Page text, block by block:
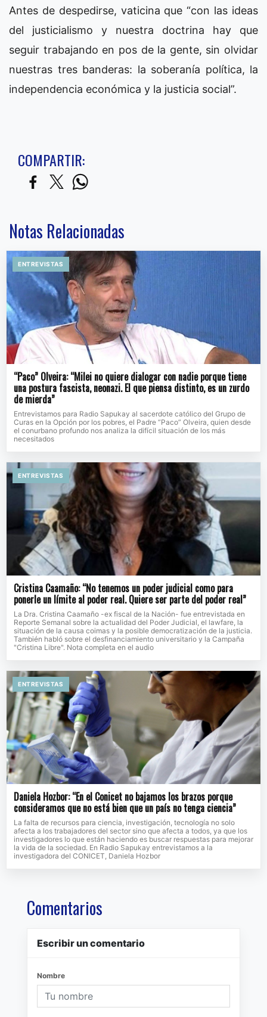
Antes de despedirse, vaticina que “con las ideas
del justicialismo y nuestra doctrina hay que
seguir trabajando en pos de la gente, sin olvidar
nuestras tres banderas: la soberanía política, la
independencia económica y la justicia social”.
COMPARTIR:
Notas Relacionadas
ENTREVISTAS
“Paco” Olveira: “Milei no quiere dialogar con nadie porque tiene
una postura fascista, neonazi. El que piensa distinto, es un zurdo
de mierda”
Entrevistamos para Radio Sapukay al sacerdote católico del Grupo de
Curas en la Opción por los pobres, el Padre “Paco” Olveira, quien desde
el conurbano profundo nos analiza la difícil situación de los más
necesitados
ENTREVISTAS
Cristina Caamaño: “No tenemos un poder judicial como para
ponerle un límite al poder real. Quiere ser parte del poder real”
La Dra. Cristina Caamaño -ex fiscal de la Nación- fue entrevistada en
Reporte Semanal sobre la actualidad del Poder Judicial, el lawfare, la
situación de la causa coimas y la posible democratización de la justicia.
También habló sobre el desfinanciamiento universitario y la Campaña
"Cristina Libre". Nota completa en el audio
ENTREVISTAS
Daniela Hozbor: “En el Conicet no bajamos los brazos porque
consideramos que no está bien que un país no tenga ciencia”
La falta de recursos para ciencia, investigación, tecnología no solo
afecta a los trabajadores del sector sino que afecta a todos, ya que los
investigadores lo que están haciendo es buscar respuestas para mejorar
la vida de la sociedad. En Radio Sapukay entrevistamos a la
investigadora del CONICET, Daniela Hozbor
Comentarios
Escribir un comentario
Nombre